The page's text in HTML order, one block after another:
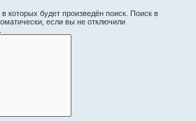
будет произведён поиск. Поиск в
если вы не отключили